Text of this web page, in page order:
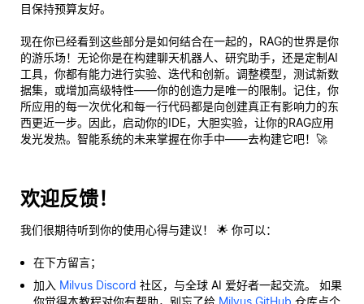
目保持预算友好。
现在你已经看到这些部分是如何结合在一起的，RAG的世界是你
的游乐场！无论你是在构建聊天机器人、研究助手，还是定制AI
工具，你都有能力进行实验、迭代和创新。调整模型，测试新数
据集，或增加高级特性——你的创造力是唯一的限制。记住，你
所应用的每一次优化和每一行代码都是向创建真正有影响力的东
西更近一步。因此，启动你的IDE，大胆实验，让你的RAG应用
发光发热。智能系统的未来掌握在你手中——去构建它吧！🚀
欢迎反馈！
我们很期待听到你的使用心得与建议！ 🌟 你可以：
在下方留言；
加入 Milvus Discord 社区，与全球 AI 爱好者一起交流。 如果
你觉得本教程对你有帮助，别忘了给 Milvus GitHub 仓库点个